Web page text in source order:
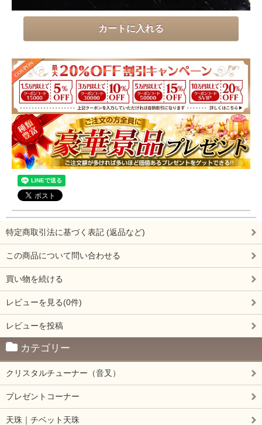
特定商取引法に基づく表記 (返品など)
この商品について問い合わせる
買い物を続ける
レビューを見る(0件)
レビューを投稿
カテゴリー
クリスタルチューナー（音叉）
プレゼントコーナー
天珠｜チベット天珠